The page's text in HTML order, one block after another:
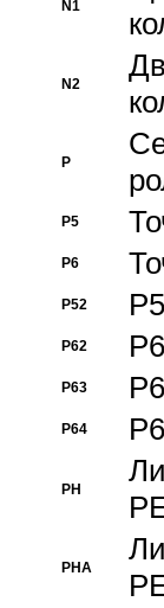
N1
N2
P
P5
P6
P52
P62
P63
P64
PH
PHA